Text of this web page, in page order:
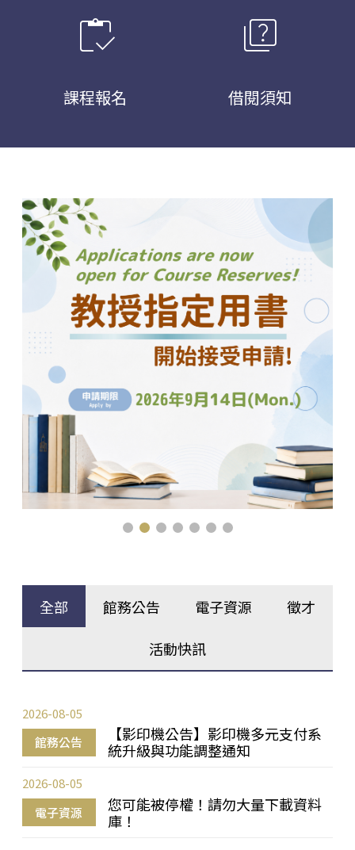
inventory
課程報名
quiz
借閱須知
全部 館務公告 電子資源 徵才
活動快訊
館務公告
【影印機公告】影印機多元支付系
統升級與功能調整通知
2026-08-05
電子資源
您可能被停權！請勿大量下載資料
庫！
2026-08-05